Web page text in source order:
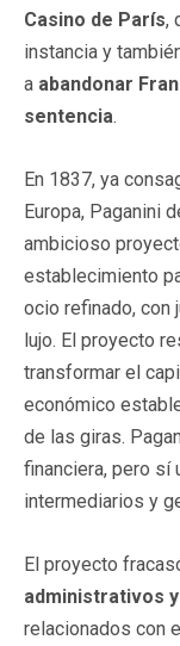
Casino de París,
instancia y
a abandonar
sentencia.
En 1837, ya
Europa, Paganini
ambicioso
establecimiento
ocio refinado, con
lujo. El proyecto
transformar el
económico
de las giras.
financiera, pero sí
intermediarios y
El proyecto
administrativos
relacionados con